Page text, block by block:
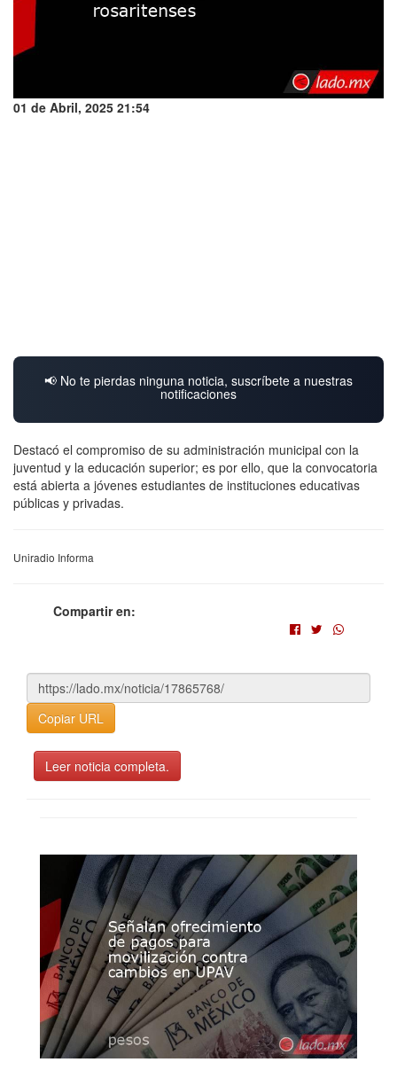
01 de Abril, 2025 21:54
📢 No te pierdas ninguna noticia, suscríbete a nuestras
notificaciones
Destacó el compromiso de su administración municipal con la
juventud y la educación superior; es por ello, que la convocatoria
está abierta a jóvenes estudiantes de instituciones educativas
públicas y privadas.
Uniradio Informa
Compartir en:
Copiar URL
Leer noticia completa.